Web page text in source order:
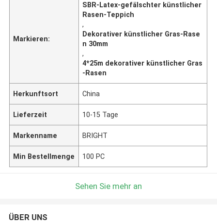
Markieren:
SBR-Latex-gefälschter künstlicher
Rasen-Teppich
,
Dekorativer künstlicher Gras-Rase
n 30mm
,
4*25m dekorativer künstlicher Gras
-Rasen
Herkunftsort China
Lieferzeit 10-15 Tage
Markenname BRIGHT
Min Bestellmenge 100 PC
Sehen Sie mehr an
ÜBER UNS